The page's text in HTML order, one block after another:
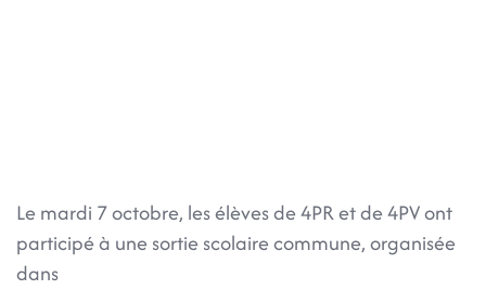
Le mardi 7 octobre, les élèves de 4PR et de 4PV ont
participé à une sortie scolaire commune, organisée
dans